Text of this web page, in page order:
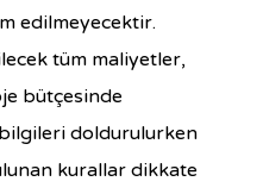
edilmeyecektir.
tüm maliyetler,
bütçesinde
doldurulurken
kurallar dikkate